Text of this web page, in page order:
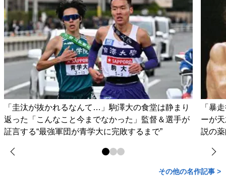
「圭汰が抜かれるなんて…」駒澤大の食堂は静まり
返った「こんなこと今までなかった」監督＆選手が
証言する“最強軍団が青学大に完敗するまで”
「暴
ーが
説の
その他の名作記事 >